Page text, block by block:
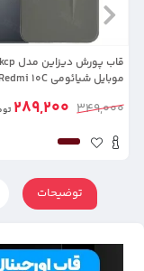
موبایل شیائومی Redmi 10C
349,000
289,200
توضیحات